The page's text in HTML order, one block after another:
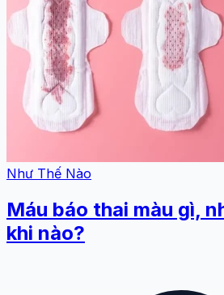
Như Thế Nào
Máu báo thai màu gì,
khi nào?